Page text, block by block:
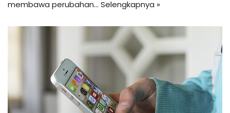
membawa perubahan… Selengkapnya »